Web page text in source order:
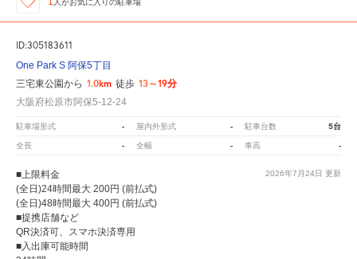
人がお気に入りの駐車場
ID:305183611
One Park S 阿保5丁目
三宅東公園から 1.0km 徒歩 13～19分
大阪府松原市阿保5-12-24
駐車場形式 - 屋内外形式 - 駐車台数 5台
全長 - 全幅 - 車高 -
2026年7月24日 更新
■上限料金
(全日)24時間最大 200円 (前払式)
(全日)48時間最大 400円 (前払式)
■提携店舗など
QR決済可、スマホ決済専用
■入出庫可能時間